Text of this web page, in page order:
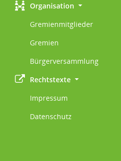
Organisation
Gremienmitglieder
Gremien
Bürgerversammlung
Rechtstexte
Impressum
Datenschutz